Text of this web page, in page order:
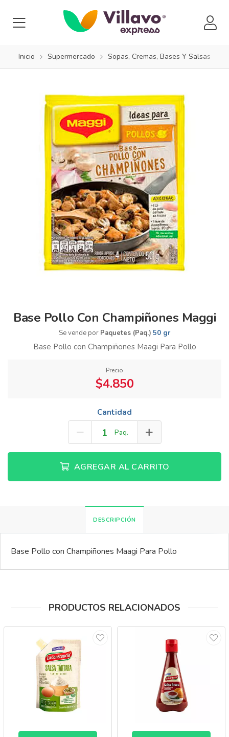
Inicio Supermercado Sopas, Cremas, Bases Y Salsas
Base Pollo Con Champiñones Maggi
Se vende por Paquetes (Paq.) 50 gr
Base Pollo con Champiñones Maagi Para Pollo
Precio
$4.850
Cantidad
Paq.
AGREGAR AL CARRITO
DESCRIPCIÓN
Base Pollo con Champiñones Maagi Para Pollo
PRODUCTOS RELACIONADOS